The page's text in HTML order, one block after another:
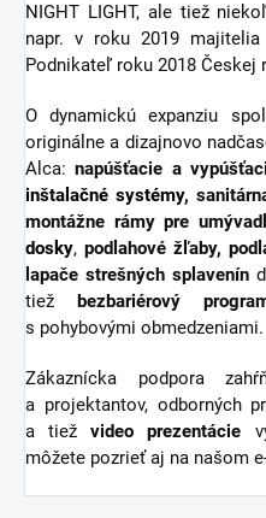
NIGHT LIGHT, ale tiež
napr. v roku 2019
Podnikateľ roku 2018 Českej
O dynamickú expanziu
originálne a dizajnovo
Alca:napúšťacie a
inštalačné systémy,
montážne rámy pre
dosky, podlahové žľaby,
lapače strešných splavenín
tiež
bezbariérový
s pohybovými obmedzeniami.
Zákaznícka podpora
a projektantov, odborných
a tiežvideo prezentácie
môžete pozrieť aj na našom